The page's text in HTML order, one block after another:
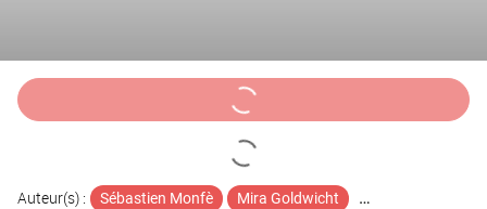
Auteur(s) : Sébastien Monfè Mira Goldwicht Henrik Ibsen